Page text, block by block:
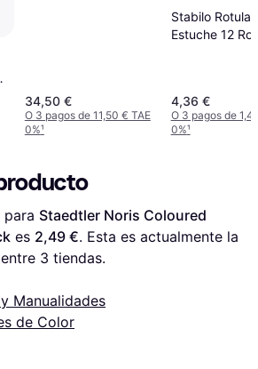
34,50 €
O 3 pagos de 11,50 € TAE
0%¹
Stabilo
Estuche 12
4,36 €
O 3 pagos de
0%¹
para Staedtler Noris Coloured
es 2,49 €. Esta es actualmente la
3 tiendas.
Manualidades
de Color